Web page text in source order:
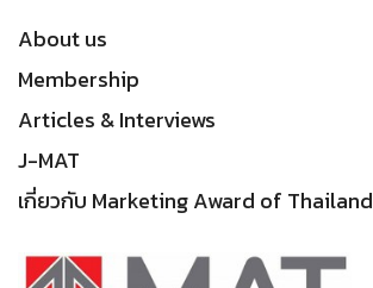
About us
Membership
Articles & Interviews
J-MAT
เกี่ยวกับ Marketing Award of Thailand